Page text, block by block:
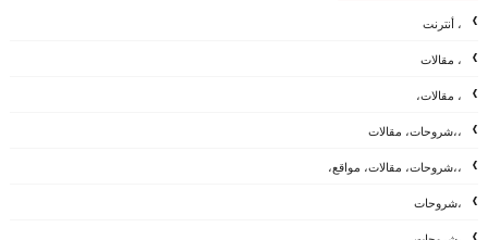
، أنترنت
، مقالات
، مقالات،
،،شروحات، مقالات
،،شروحات، مقالات، مواقع،
،شروحات